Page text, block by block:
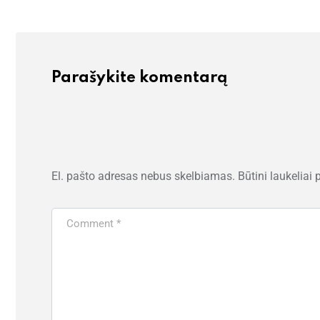
Parašykite komentarą
El. pašto adresas nebus skelbiamas. Būtini laukeliai